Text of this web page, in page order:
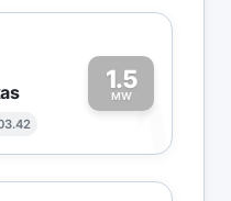
1.5
MW1